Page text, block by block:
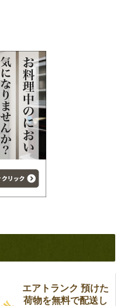
エアトランク 預けた
荷物を無料で配送し